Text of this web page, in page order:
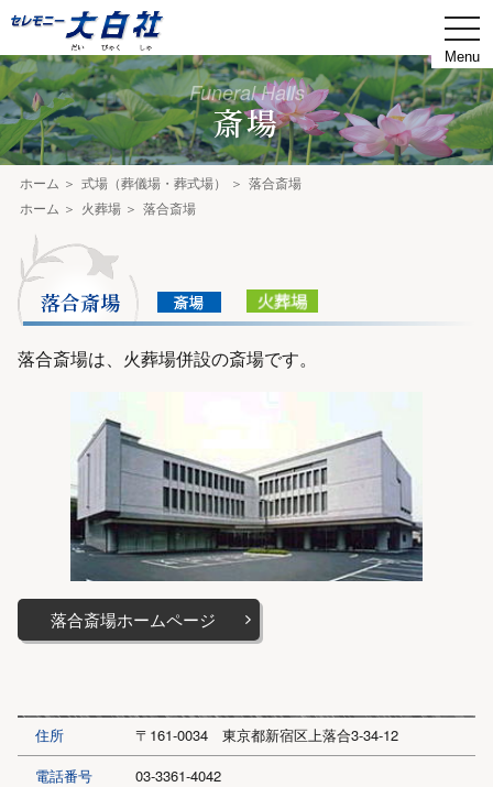
Funeral Halls
斎場
ホーム 式場（葬儀場・葬式場）
落合斎場
ホーム
火葬場 落合斎場
落合斎場
落合斎場は、火葬場併設の斎場です。
落合斎場ホームページ
住所
〒161-0034 東京都新宿区上落合3-34-12
電話番号
03-3361-4042